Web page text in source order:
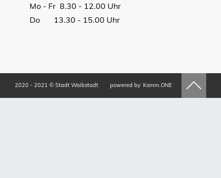
Mo - Fr 8.30 - 12.00 Uhr
Do 13.30 - 15.00 Uhr
2020 - 2021 © Stadt Waibstadt powered by Komm.ONE